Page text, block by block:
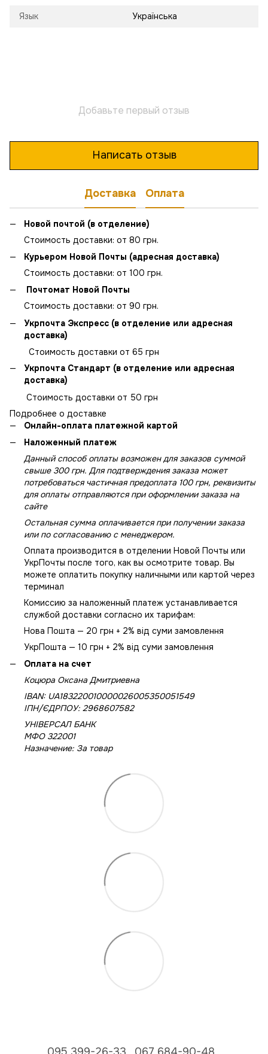
Язык Українська
Добавьте первый отзыв
Написать отзыв
Доставка Оплата
Новой почтой (в отделение)
Стоимость доставки: от 80 грн.
Курьером Новой Почты (адресная доставка)
Стоимость доставки: от 100 грн.
Почтомат Новой Почты
Стоимость доставки: от 90 грн.
Укрпочта Экспресс (в отделение или адресная
доставка)
Стоимость доставки от 65 грн
Укрпочта Стандарт (в отделение или адресная
доставка)
Стоимость доставки от 50 грн
Подробнее о доставке
Онлайн-оплата платежной картой
Наложенный платеж
Данный способ оплаты возможен для заказов суммой
свыше 300 грн. Для подтверждения заказа может
потребоваться частичная предоплата 100 грн, реквизиты
для оплаты отправляются при оформлении заказа на
сайте
Остальная сумма оплачивается при получении заказа
или по согласованию с менеджером.
Оплата производится в отделении Новой Почты или
УкрПочты после того, как вы осмотрите товар. Вы
можете оплатить покупку наличными или картой через
терминал
Комиссию за наложенный платеж устанавливается
службой доставки согласно их тарифам:
Нова Пошта — 20 грн + 2% від суми замовлення
УкрПошта — 10 грн + 2% від суми замовлення
Оплата на счет
Коцюра Оксана Дмитриевна
IBAN: UA183220010000026005350051549
IПН/ЄДРПОУ: 2968607582
УНІВЕРСАЛ БАНК
МФО 322001
Назначение: За товар